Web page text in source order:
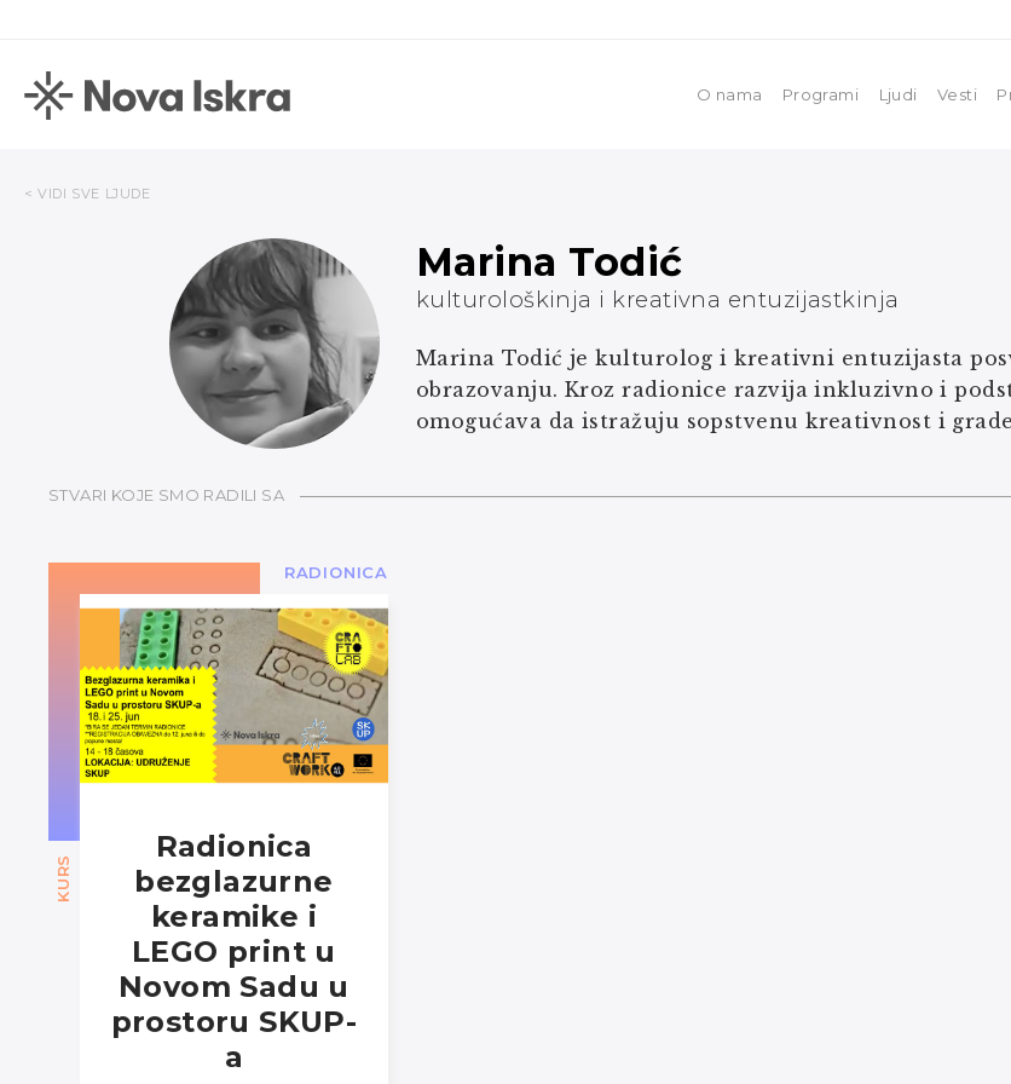
O nama Programi Ljudi Vesti
< VIDI SVE LJUDE
Marina Todić
kulturološkinja i kreativna entuzijastkinja
Marina Todić je kulturolog i kreativni entuzijasta
obrazovanju. Kroz radionice razvija inkluzivno i
omogućava da istražuju sopstvenu kreativnost i
STVARI KOJE SMO RADILI SA
RADIONICA
KURS
Radionica
bezglazurne
keramike i
LEGO print u
Novom Sadu u
prostoru SKUP-
a